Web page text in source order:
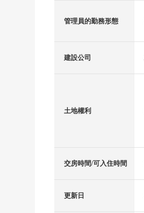
管理員的勤務形態
建設公司
土地權利
交房時間/可入住時間
更新日